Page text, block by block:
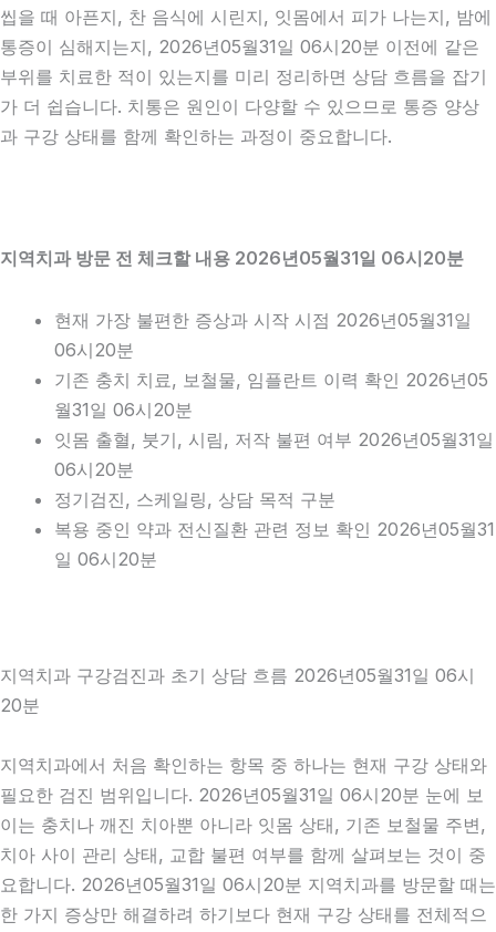
씹을 때 아픈지, 찬 음식에 시린지, 잇몸에서 피가 나는지, 밤에
통증이 심해지는지, 2026년05월31일 06시20분 이전에 같은
부위를 치료한 적이 있는지를 미리 정리하면 상담 흐름을 잡기
가 더 쉽습니다. 치통은 원인이 다양할 수 있으므로 통증 양상
과 구강 상태를 함께 확인하는 과정이 중요합니다.
지역치과 방문 전 체크할 내용 2026년05월31일 06시20분
현재 가장 불편한 증상과 시작 시점 2026년05월31일
06시20분
기존 충치 치료, 보철물, 임플란트 이력 확인 2026년05
월31일 06시20분
잇몸 출혈, 붓기, 시림, 저작 불편 여부 2026년05월31일
06시20분
정기검진, 스케일링, 상담 목적 구분
복용 중인 약과 전신질환 관련 정보 확인 2026년05월31
일 06시20분
지역치과 구강검진과 초기 상담 흐름 2026년05월31일 06시
20분
지역치과에서 처음 확인하는 항목 중 하나는 현재 구강 상태와
필요한 검진 범위입니다. 2026년05월31일 06시20분 눈에 보
이는 충치나 깨진 치아뿐 아니라 잇몸 상태, 기존 보철물 주변,
치아 사이 관리 상태, 교합 불편 여부를 함께 살펴보는 것이 중
요합니다. 2026년05월31일 06시20분 지역치과를 방문할 때는
한 가지 증상만 해결하려 하기보다 현재 구강 상태를 전체적으